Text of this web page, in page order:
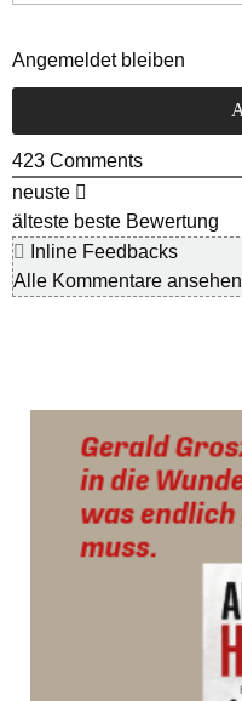
Angemeldet bleiben
423 Comments
neuste
älteste beste Bewertung
Inline Feedbacks
Alle Kommentare ansehen